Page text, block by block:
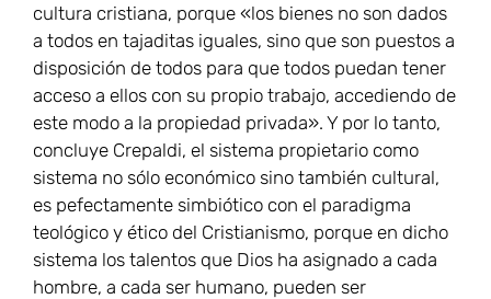
cultura cristiana, porque «los bienes no son dados
a todos en tajaditas iguales, sino que son puestos a
disposición de todos para que todos puedan tener
acceso a ellos con su propio trabajo, accediendo de
este modo a la propiedad privada». Y por lo tanto,
concluye Crepaldi, el sistema propietario como
sistema no sólo económico sino también cultural,
es pefectamente simbiótico con el paradigma
teológico y ético del Cristianismo, porque en dicho
sistema los talentos que Dios ha asignado a cada
hombre, a cada ser humano, pueden ser